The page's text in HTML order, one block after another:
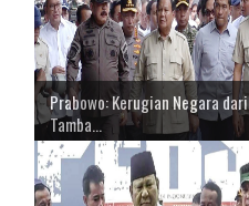
Prabowo: Kerugian Negara dari
Tamba...